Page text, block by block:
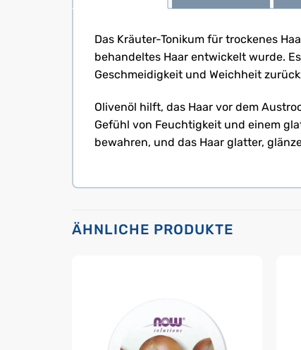
Das Kräuter-Tonikum für trockenes
behandeltes Haar entwickelt wurde.
Geschmeidigkeit und Weichheit
Olivenöl hilft, das Haar vor dem
Gefühl von Feuchtigkeit und einem
bewahren, und das Haar glatter,
ÄHNLICHE PRODUKTE